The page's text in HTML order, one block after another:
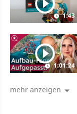
1:43
1:01:24
mehr anzeigen